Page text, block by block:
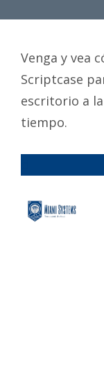
Venga y vea
Scriptcase
escritorio a
tiempo.